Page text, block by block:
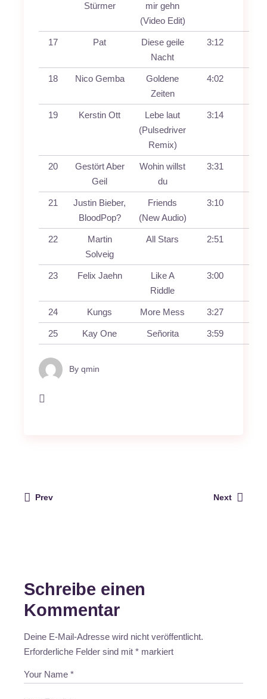
Stürmer
mir gehn
(Video Edit)
17 Pat
Diese geile
Nacht
3:12
18 Nico Gemba
Goldene
Zeiten
4:02
19 Kerstin Ott
Lebe laut
(Pulsedriver
Remix)
3:14
20
Gestört Aber
Geil
Wohin willst
du
3:31
21
Justin Bieber,
BloodPop?
Friends
(New Audio)
3:10
22
Martin
Solveig
All Stars 2:51
23 Felix Jaehn
Like A
Riddle
3:00
24 Kungs More Mess 3:27
25 Kay One Señorita 3:59
By qmin
Prev Next
Schreibe einen
Kommentar
Deine E-Mail-Adresse wird nicht veröffentlicht.
Erforderliche Felder sind mit* markiert